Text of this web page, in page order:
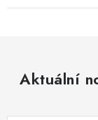
Aktuální